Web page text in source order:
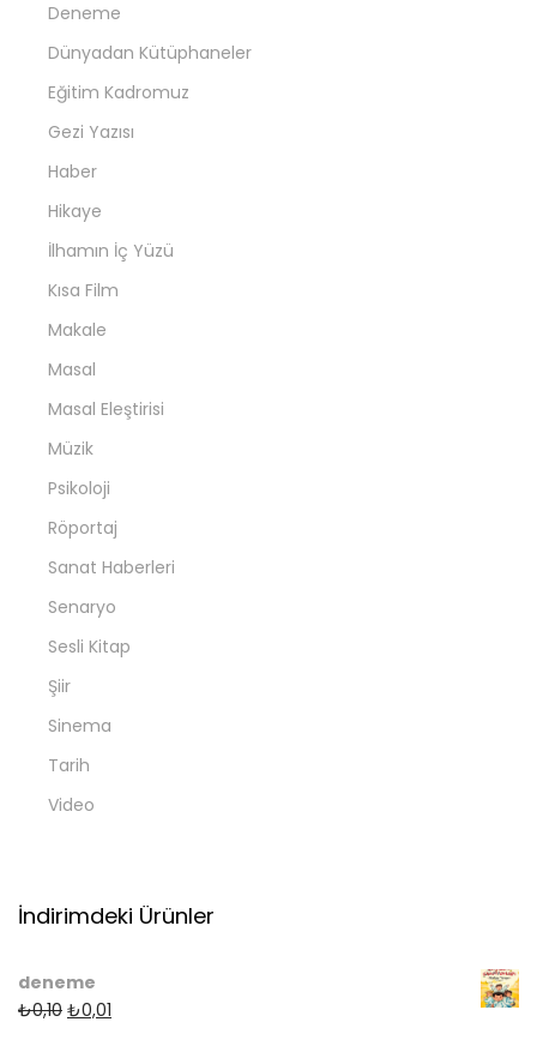
Deneme
Dünyadan Kütüphaneler
Eğitim Kadromuz
Gezi Yazısı
Haber
Hikaye
İlhamın İç Yüzü
Kısa Film
Makale
Masal
Masal Eleştirisi
Müzik
Psikoloji
Röportaj
Sanat Haberleri
Senaryo
Sesli Kitap
Şiir
Sinema
Tarih
Video
İndirimdeki Ürünler
deneme
₺0,10 ₺0,01